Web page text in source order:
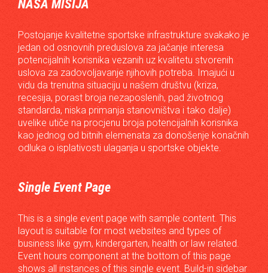
NAŠA MISIJA
Postojanje kvalitetne sportske infrastrukture svakako je
jedan od osnovnih preduslova za jačanje interesa
potencijalnih korisnika vezanih uz kvalitetu stvorenih
uslova za zadovoljavanje njihovih potreba. Imajući u
vidu da trenutna situaciju u našem društvu (kriza,
recesija, porast broja nezaposlenih, pad životnog
standarda, niska primanja stanovništva i tako dalje)
uvelike utiče na procjenu broja potencijalnih korisnika
kao jednog od bitnih elemenata za donošenje konačnih
odluka o isplativosti ulaganja u sportske objekte.
Single Event Page
This is a single event page with sample content. This
layout is suitable for most websites and types of
business like gym, kindergarten, health or law related.
Event hours component at the bottom of this page
shows all instances of this single event. Build-in sidebar